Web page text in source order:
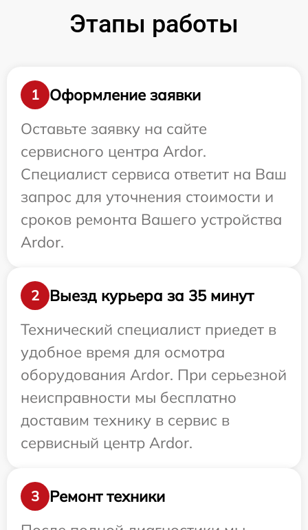
Этапы работы
1
Оформление заявки
Оставьте заявку на сайте
сервисного центра Ardor.
Специалист сервиса ответит на Ваш
запрос для уточнения стоимости и
сроков ремонта Вашего устройства
Ardor.
2
Выезд курьера за 35 минут
Технический специалист приедет в
удобное время для осмотра
оборудования Ardor. При серьезной
неисправности мы бесплатно
доставим технику в сервис в
сервисный центр Ardor.
3
Ремонт техники